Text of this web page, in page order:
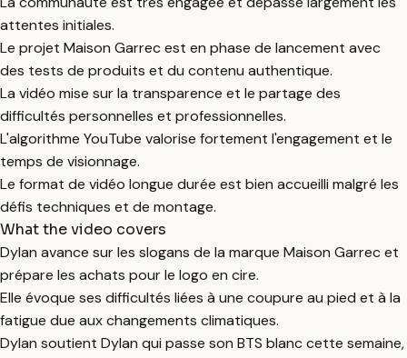
attentes initiales.
Le projet Maison Garrec est en phase de lancement avec
des tests de produits et du contenu authentique.
La vidéo mise sur la transparence et le partage des
difficultés personnelles et professionnelles.
L'algorithme YouTube valorise fortement l'engagement et le
temps de visionnage.
Le format de vidéo longue durée est bien accueilli malgré les
défis techniques et de montage.
What the video covers
Dylan avance sur les slogans de la marque Maison Garrec et
prépare les achats pour le logo en cire.
Elle évoque ses difficultés liées à une coupure au pied et à la
fatigue due aux changements climatiques.
Dylan soutient Dylan qui passe son BTS blanc cette semaine,